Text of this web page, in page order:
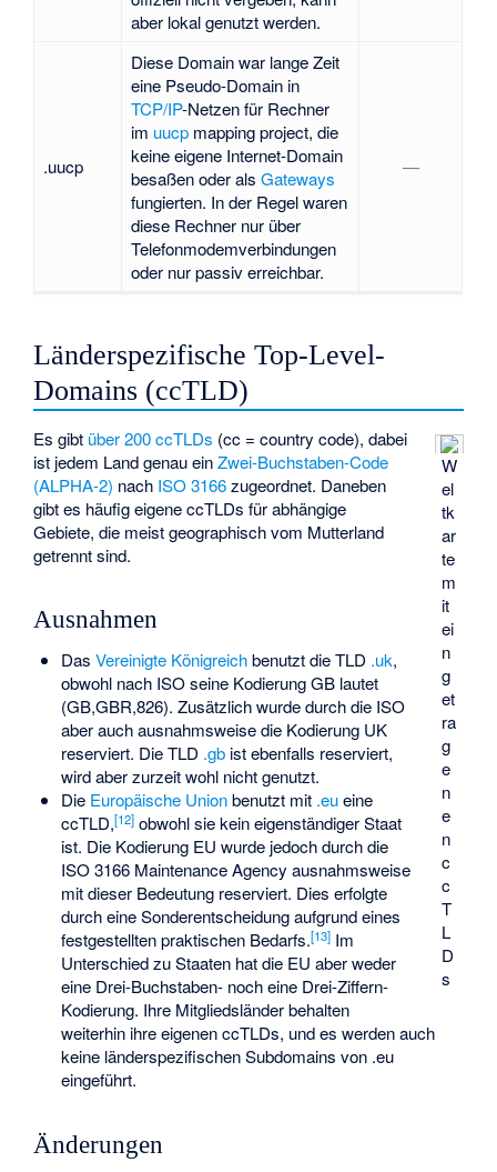
aber lokal genutzt werden.
.uucp
Diese Domain war lange Zeit
eine Pseudo-Domain in
TCP/IP-Netzen für Rechner
im uucpmapping project, die
keine eigene Internet-Domain
besaßen oder als Gateways
fungierten. In der Regel waren
diese Rechner nur über
Telefonmodemverbindungen
oder nur passiv erreichbar.
—
Länderspezifische Top-Level-
Domains (ccTLD)
W
el
tk
ar
te
m
it
ei
n
g
et
ra
g
e
n
e
n
c
c
T
L
D
s
Es gibt über 200 ccTLDs (cc = country code), dabei
ist jedem Land genau einZwei-Buchstaben-Code
(ALPHA-2) nach ISO 3166zugeordnet. Daneben
gibt es häufig eigene ccTLDs für abhängige
Gebiete, die meist geographisch vom Mutterland
getrennt sind.
Ausnahmen
Das Vereinigte Königreichbenutzt die TLD .uk,
obwohl nach ISO seine Kodierung GB lautet
(GB,GBR,826). Zusätzlich wurde durch die ISO
aber auch ausnahmsweise die Kodierung UK
reserviert. Die TLD .gbist ebenfalls reserviert,
wird aber zurzeit wohl nicht genutzt.
Die Europäische Unionbenutzt mit .eueine
ccTLD,[12]obwohl sie kein eigenständiger Staat
ist. Die Kodierung EU wurde jedoch durch die
ISO 3166 Maintenance Agency ausnahmsweise
mit dieser Bedeutung reserviert. Dies erfolgte
durch eine Sonderentscheidung aufgrund eines
festgestellten praktischen Bedarfs.[13]Im
Unterschied zu Staaten hat die EU aber weder
eine Drei-Buchstaben- noch eine Drei-Ziffern-
Kodierung. Ihre Mitgliedsländer behalten
weiterhin ihre eigenen ccTLDs, und es werden auch
keine länderspezifischen Subdomains von .eu
eingeführt.
Änderungen